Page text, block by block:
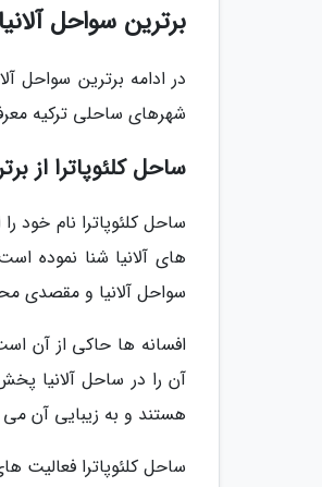
برترین سواحل آلانیا
در ادامه برترین سواحل
شهرهای ساحلی ترکیه
ساحل کلئوپاترا از
ساحل کلئوپاترا نام خود
های آلانیا شنا نموده
سواحل آلانیا و مقصدی
افسانه ها حاکی از آن
آن را در ساحل آلانیا
هستند و به زیبایی آن می
ساحل کلئوپاترا فعالیت